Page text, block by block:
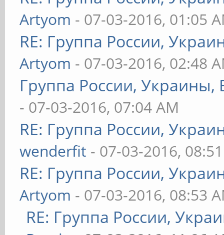
Artyom - 07-03-2016, 01:05
RE: Группа России,
Artyom - 07-03-2016, 02:48
Группа России, Украины,
- 07-03-2016, 07:04 AM
RE: Группа России,
wenderfit - 07-03-2016,
RE: Группа России,
Artyom - 07-03-2016, 08:53
RE: Группа России,